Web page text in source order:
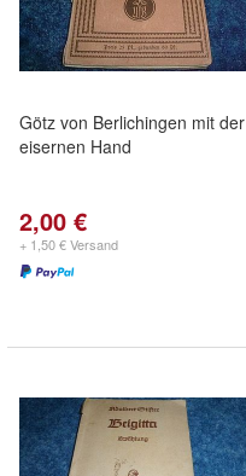
Götz von Berlichingen mit der
eisernen Hand
2,00 €
+ 1,50 € Versand